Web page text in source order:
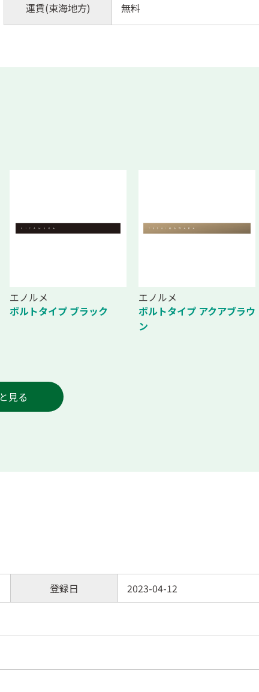
運賃(東海地方) 無料
エノルメ
ボルトタイプ ブラック
エノルメ
ボルトタイプ アクアブラウ
ン
見る
登録日 2023-04-12